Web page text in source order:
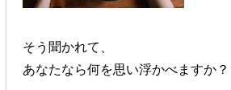
そう聞かれて、
あなたなら何を思い浮かべますか？